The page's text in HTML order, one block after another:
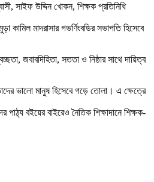
সাইফ উদ্দিন খোকন, শিক্ষক প্রতিনিধি
মাদরাসার গভর্ণিংবডির সভাপতি হিসেবে
জবাবদিহিতা, সততা ও নিষ্ঠার সাথে দায়িত্ব
ভালো মানুষ হিসেবে গড়ে তোলা। এ ক্ষেত্রে
পাঠ্য বইয়ের বাইরেও নৈতিক শিক্ষাদানে শিক্ষক-